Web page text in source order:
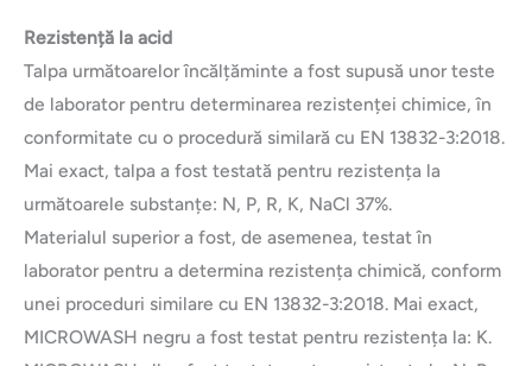
Rezistență la acid
Talpa următoarelor încălțăminte a fost supusă unor teste
de laborator pentru determinarea rezistenței chimice, în
conformitate cu o procedură similară cu EN 13832-3:2018.
Mai exact, talpa a fost testată pentru rezistența la
următoarele substanțe: N, P, R, K, NaCl 37%.
Materialul superior a fost, de asemenea, testat în
laborator pentru a determina rezistența chimică, conform
unei proceduri similare cu EN 13832-3:2018. Mai exact,
MICROWASH negru a fost testat pentru rezistența la: K.